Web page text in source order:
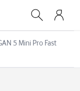
5 Mini Pro Fast